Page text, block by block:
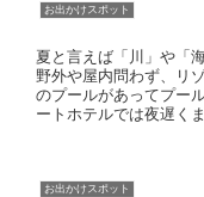
お出かけスポット
夏と言えば「川」や「
野外や屋内問わず、リ
のプールがあってプー
ートホテルでは夜遅く
お出かけスポット